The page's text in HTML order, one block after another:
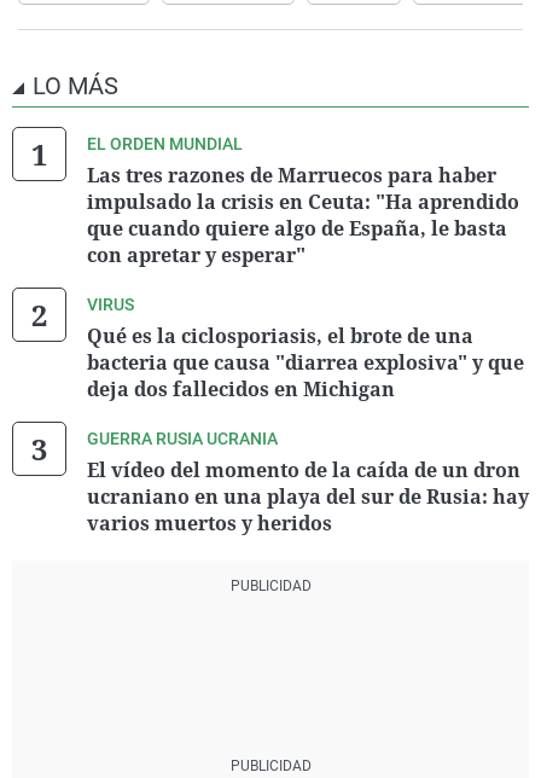
LO MÁS
EL ORDEN MUNDIAL
Las tres razones de Marruecos para haber
impulsado la crisis en Ceuta: "Ha aprendido
que cuando quiere algo de España, le basta
con apretar y esperar"
VIRUS
Qué es la ciclosporiasis, el brote de una
bacteria que causa "diarrea explosiva" y que
deja dos fallecidos en Michigan
GUERRA RUSIA UCRANIA
El vídeo del momento de la caída de un dron
ucraniano en una playa del sur de Rusia: hay
varios muertos y heridos